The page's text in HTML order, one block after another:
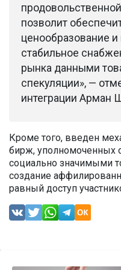
позволит
ценообразование и
стабильное
рынка данными
спекуляции», —
интеграции Арман
Кроме того, введен
бирж, уполномоченных
социально значимыми
создание
равный доступ